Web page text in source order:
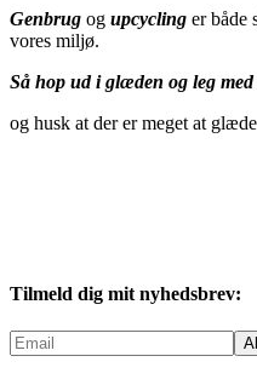
Genbrug og upcycling er både
vores miljø.
Så hop ud i glæden og leg
og husk at der er meget at
Tilmeld dig mit nyhedsbrev: